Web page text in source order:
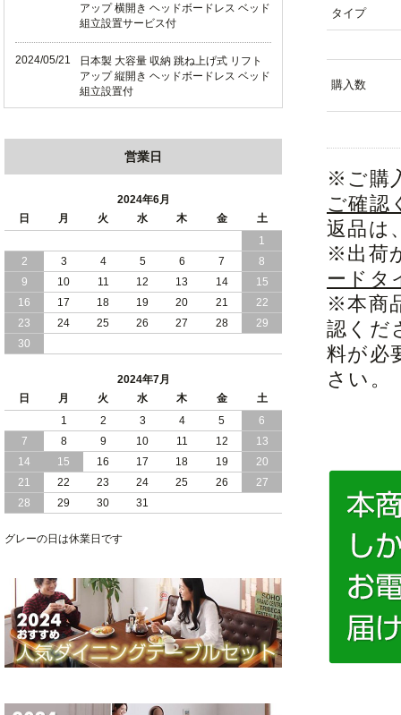
タイプ
購入数
※ご購
ご確認
返品は
※出荷
ードタ
※本商
認くだ
料が必
さい。
アップ 横開き ヘッドボードレス ベッド
組立設置サービス付
2024/05/21
日本製 大容量 収納 跳ね上げ式 リフト
アップ 縦開き ヘッドボードレス ベッド
組立設置付
ド 組立設置 付き
日本製 収納 跳ね上げ式 リフトアップ
ベッド 縦開き ヘッドボード 組立設置サ
ービス付き
2024/04/23
すのこ の 床板 簡単 軽い コンパクトな
大容量 収納 跳ね上げ式 ベッド
2024/03/28
おすすめ クイーン キング ワイドキング
サイズ で 通気性ある すのこ仕様 大容
畳 仕様 で 敷き布団 が使える 引き出し
収納 付き 大容量 チェスト ベッド 日本
製 ヘッドボードなし
2024/02/23
畳 の 床面 で 敷き布団 で 寝られる 引き
出し 収納庫 付 大容量 チェスト ベッド
日本製
し 収納庫 付き チェスト ベッド 日本製
営業日
2024年6月
日
月 火 水 木 金
土
1
2
3 4 5 6 7
8
9
10 11 12 13 14
15
16
17 18 19 20 21
22
23
24 25 26 27 28
29
30
2024年7月
日
月 火 水 木 金
土
1
2 3 4 5
6
7
8 9 10 11 12
13
14
15 16 17 18 19
20
21
22 23 24 25 26
27
28
29 30 31
グレーの日は休業日です